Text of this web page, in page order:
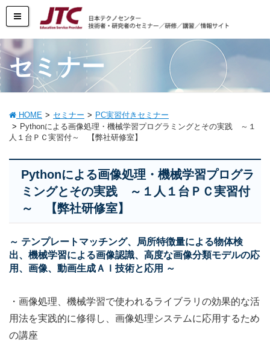
セミナー
HOME セミナー
PC実習付きセミナー
Pythonによる画像処理・機械学習プログラミングとその実践 ～１
人１台ＰＣ実習付～ 【弊社研修室】
Pythonによる画像処理・機械学習プログラ
ミングとその実践 ～１人１台ＰＣ実習付
～ 【弊社研修室】
～ テンプレートマッチング、局所特徴量による物体検
出、機械学習による画像認識、高度な画像分類モデルの応
用、画像、動画生成ＡＩ技術と応用 ～
・画像処理、機械学習で使われるライブラリの効果的な活
用法を実践的に修得し、画像処理システムに応用するため
の講座